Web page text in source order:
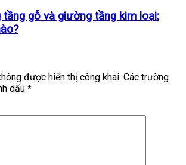
gỗ và giường tầng kim loại:
được hiển thị công khai. Các trường
dấu *